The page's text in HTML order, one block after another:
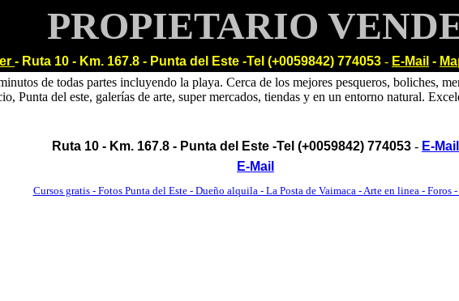
PROPIETARIO
- Ruta 10 - Km. 167.8 - Punta del Este -Tel (+0059842) 774053 - E-Mail -
de todas partes incluyendo la playa. Cerca de los mejores pesqueros, boliches,
Punta del este, galerías de arte, super mercados, tiendas y en un entorno natural.
Ruta 10 - Km. 167.8 - Punta del Este -Tel (+0059842) 774053 - E-Mail
E-Mail
Cursos gratis - Fotos Punta del Este - Dueño alquila - La Posta de Vaimaca - Arte en linea - Foros